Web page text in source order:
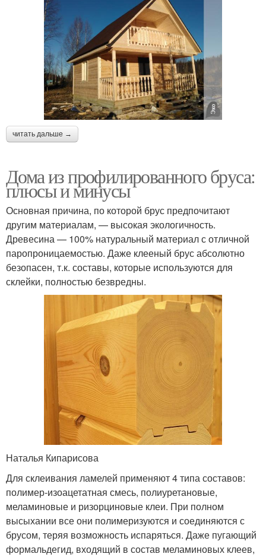
читать дальше →
Дома из профилированного бруса:
плюсы и минусы
Основная причина, по которой брус предпочитают
другим материалам, — высокая экологичность.
Древесина — 100% натуральный материал с отличной
паропроницаемостью. Даже клееный брус абсолютно
безопасен, т.к. составы, которые используются для
склейки, полностью безвредны.
Наталья Кипарисова
Для склеивания ламелей применяют 4 типа составов:
полимер-изоацетатная смесь, полиуретановые,
меламиновые и ризорциновые клеи. При полном
высыхании все они полимеризуются и соединяются с
брусом, теряя возможность испаряться. Даже пугающий
формальдегид, входящий в состав меламиновых клеев,